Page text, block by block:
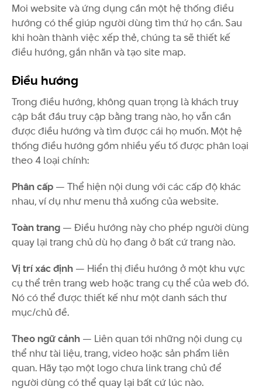
Moi website và ứng dụng cần một hệ thống điều
hướng có thể giúp người dùng tìm thứ họ cần. Sau
khi hoàn thành việc xếp thẻ, chúng ta sẽ thiết kế
điều hướng, gắn nhãn và tạo site map.
Điều hướng
Trong điều hướng, không quan trọng là khách truy
cập bắt đầu truy cập bằng trang nào, họ vẫn cần
được điều hướng và tìm được cái họ muốn. Một hệ
thống điều hướng gồm nhiều yếu tố được phân loại
theo 4 loại chính:
Phân cấp — Thể hiện nội dung với các cấp độ khác
nhau, ví dụ như menu thả xuống của website.
Toàn trang — Điều hướng này cho phép người dùng
quay lại trang chủ dù họ đang ở bất cứ trang nào.
Vị trí xác định — Hiển thị điều hướng ở một khu vực
cụ thể trên trang web hoặc trang cụ thể của web đó.
Nó có thể được thiết kế như một danh sách thư
mục/chủ đề.
Theo ngữ cảnh — Liên quan tới những nội dung cụ
thể như tài liệu, trang, video hoặc sản phẩm liên
quan. Hãy tạo một logo chưa link trang chủ để
người dùng có thể quay lại bất cứ lúc nào.